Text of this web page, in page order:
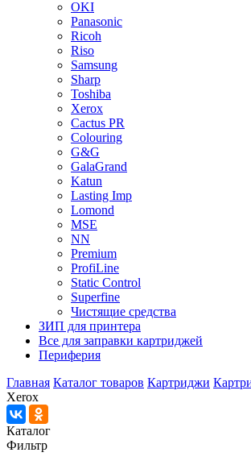
OKI
Panasonic
Ricoh
Riso
Samsung
Sharp
Toshiba
Xerox
Cactus PR
Colouring
G&G
GalaGrand
Katun
Lasting Imp
Lomond
MSE
NN
Premium
ProfiLine
Static Control
Superfine
Чистящие средства
ЗИП для принтера
Все для заправки картриджей
Периферия
Главная Каталог товаров Картриджи
Xerox
Каталог
Фильтр